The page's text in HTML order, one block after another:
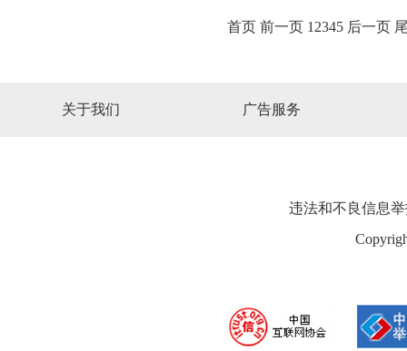
首页 前一页 1 2345 后一页
关于我们 广告服务
违法和不良信息举